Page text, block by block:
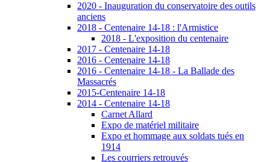
2020 - Inauguration du conservatoire des outils
anciens
2018 - Centenaire 14-18 : l'Armistice
2018 - L'exposition du centenaire
2017 - Centenaire 14-18
2016 - Centenaire 14-18
2016 - Centenaire 14-18 - La Ballade des
Massacrés
2015-Centenaire 14-18
2014 - Centenaire 14-18
Carnet Allard
Expo de matériel militaire
Expo et hommage aux soldats tués en
1914
Les courriers retrouvés